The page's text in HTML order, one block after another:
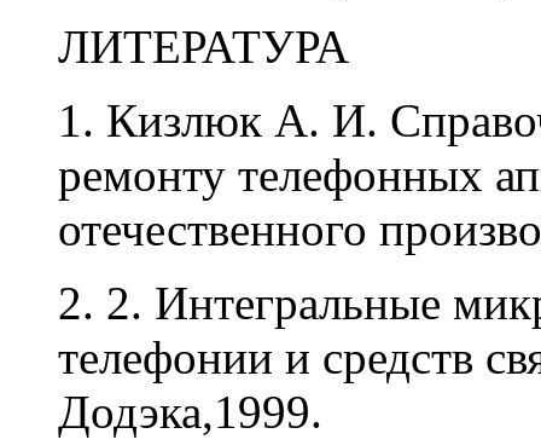
ЛИТЕРАТУРА
1. Кизлюк А. И.
ремонту телефонных
отечественного
2. 2. Интегральные
телефонии и средств
Додэка,1999.